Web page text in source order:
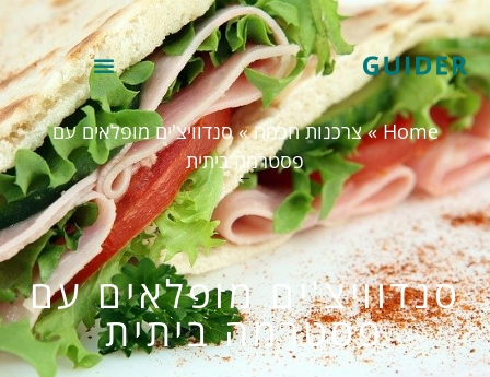
Home
»צרכנות חכמה»סנדוויצ'ים מופלאים עם
פסטרמה ביתית
מופלאים עם
פסטרמה ביתית